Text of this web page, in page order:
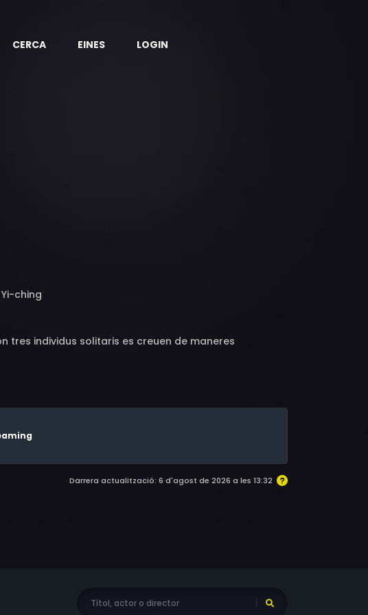
CERCA EINES LOGIN
ching
tres individus solitaris es creuen de maneres
Darrera actualització: 6 d'agost de 2026 a les 13:32